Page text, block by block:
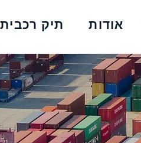
אודות תיק רכבית